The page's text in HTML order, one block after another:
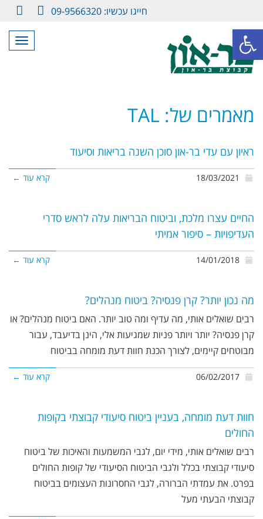
פתח סרגל נגישות
חייגו עכשיו: 09-9566320
מאמרים של: TAL
ראיון עם עדי בר-און סוכן השנה בריאות וסיעוד
קרא עוד ←
החיים עצרו מלכת, וביטוח הבריאות עלה לראש סדרי
העדיפויות – סיפור אמיתי
קרא עוד ←
מה נכון יותר? קרן פנסיה? ביטוח מנהלים?
רבים שואלים אותי, מה עדיף ומה טוב יותר. האם ביטוח מנהלים? או
קרן פנסיה? יותר ויותר פניות שמגיעות אלי, הינן בדיעבד, עבור
מבוטחים קיימים, לצורך הכנת חוות דעת מומחה בביטוח
קרא עוד ←
חוות דעת מומחה, בעניין ביטוח סיעודי קבוצתי בקופות
החולים
רבים שואלים אותי, מידי יום, לגבי המשמעות והאיכות של ביטוח
סיעודי קבוצתי בכלל ולגבי הביטוח הסיעודי של קופות החולים
בפרט. את עמדתי הברורה, לגבי החסרונות העצומים בביטוח
קבוצתי הבעתי מעל